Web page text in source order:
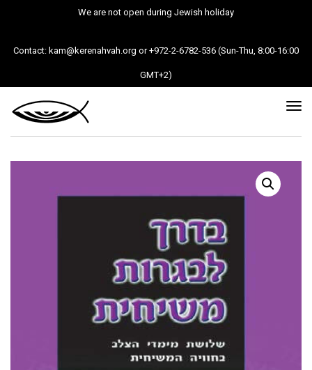
We are not open during Jewish holiday
Contact: kam@kerenahvah.org or +972-2-6782-536 (Sun-Thu, 8:00-16:00
GMT+2)